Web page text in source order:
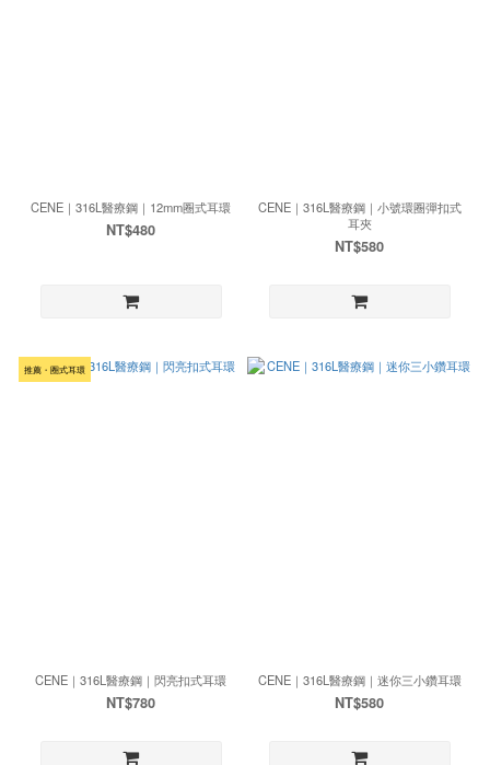
CENE｜316L醫療鋼｜12mm圈式耳環
NT$480
CENE｜316L醫療鋼｜小號環圈彈扣式
耳夾
NT$580
推薦・圈式耳環
CENE｜316L醫療鋼｜閃亮扣式耳環
NT$780
CENE｜316L醫療鋼｜迷你三小鑽耳環
NT$580